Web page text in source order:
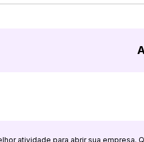
atividade para abrir sua